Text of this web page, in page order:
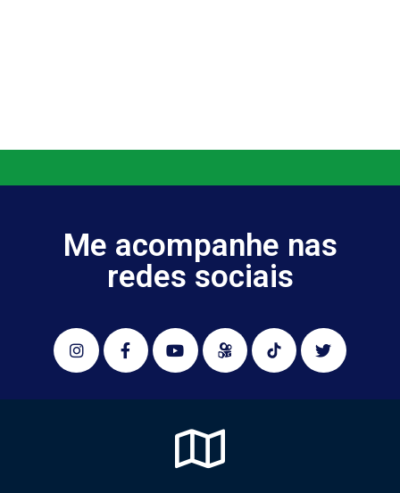
Me acompanhe nas
redes sociais